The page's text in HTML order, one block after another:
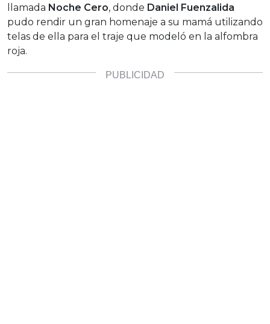
llamada Noche Cero, donde Daniel Fuenzalida
pudo rendir un gran homenaje a su mamá utilizando
telas de ella para el traje que modeló en la alfombra
roja.